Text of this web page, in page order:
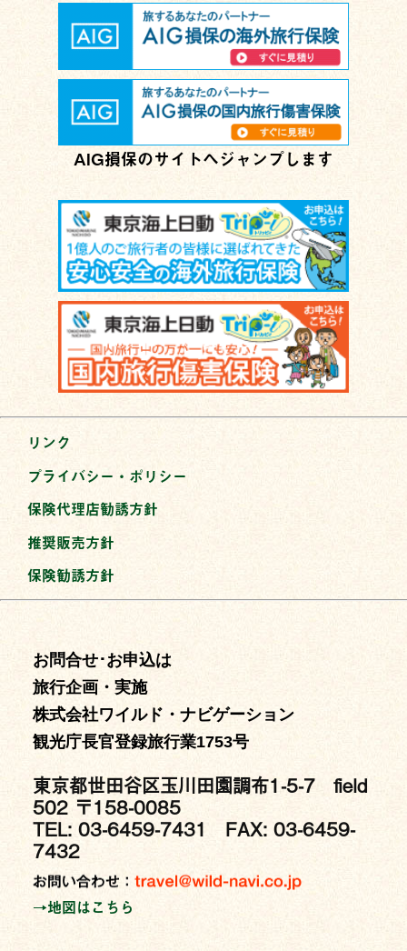
AIG損保のサイトへジャンプします
リンク
プライバシー・ポリシー
保険代理店勧誘方針
推奨販売方針
保険勧誘方針
お問合せ･お申込は
旅行企画・実施
株式会社ワイルド・ナビゲーション
観光庁長官登録旅行業1753号
東京都世田谷区玉川田園調布1-5-7 field
502 〒158-0085
TEL: 03-6459-7431 FAX: 03-6459-
7432
→地図はこちら